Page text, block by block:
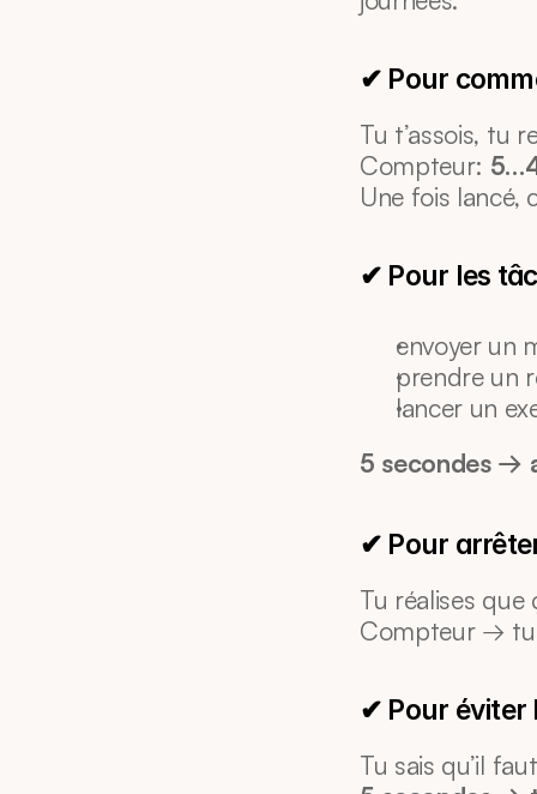
✔ Pour
Tu t’assois, tu
Compteur:
Une fois lancé,
✔ Pour les
envoyer un
prendre un
lancer un
5 secondes →
✔ Pour
Tu réalises
Compteur → tu
✔ Pour éviter
Tu sais qu’il